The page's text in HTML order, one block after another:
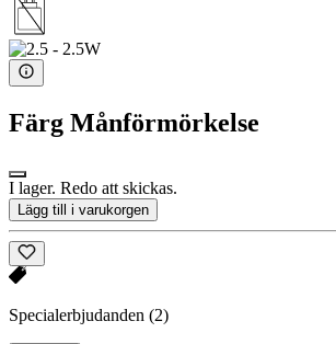
Färg Månförmörkelse
I lager. Redo att skickas.
Lägg till i varukorgen
Specialerbjudanden (2)